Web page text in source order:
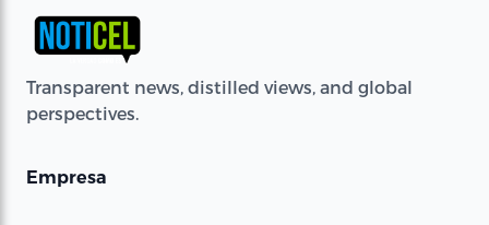
Transparent news, distilled views, and global
perspectives.
Empresa